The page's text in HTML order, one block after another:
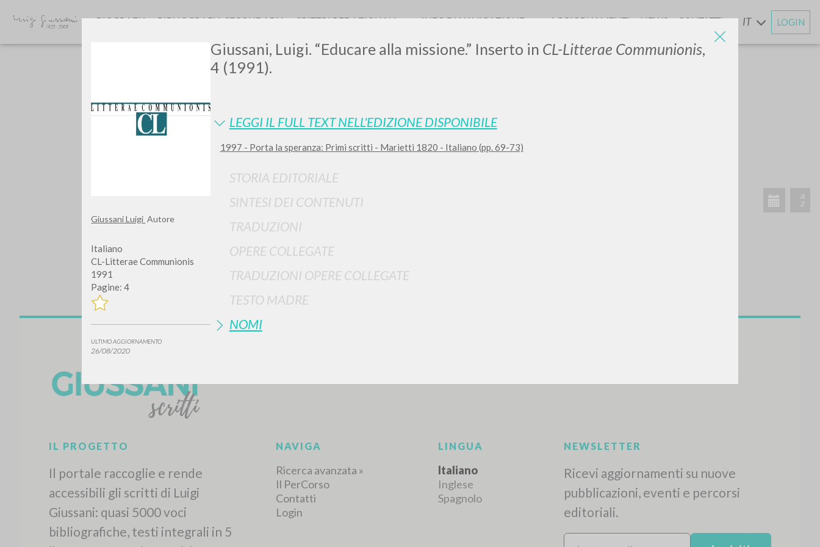
Giussani Luigi Autore
Italiano
CL-Litterae Communionis
1991
Pagine: 4
ULTIMO AGGIORNAMENTO
26/08/2020
Giussani, Luigi. “Educare alla missione.” Inserto in CL-Litterae Communionis,
4 (1991).
LEGGI IL FULL TEXT NELL'EDIZIONE DISPONIBILE
1997 - Porta la speranza: Primi scritti - Marietti 1820 - Italiano (pp. 69-73)
STORIA EDITORIALE
SINTESI DEI CONTENUTI
TRADUZIONI
OPERE COLLEGATE
TRADUZIONI OPERE COLLEGATE
TESTO MADRE
NOMI
LUIGI
GIUSSANI
scritti
BIOGRAFIA BIBLIOGRAFIA SECONDARIA CRITERI REDAZIONALI INFO DI NAVIGAZIONE AGGIORNAMENTIENEWS CONTATTI IT LOGIN
TIPOLOGIA OPERA LINGUA ATTIVITÀ RECENTI